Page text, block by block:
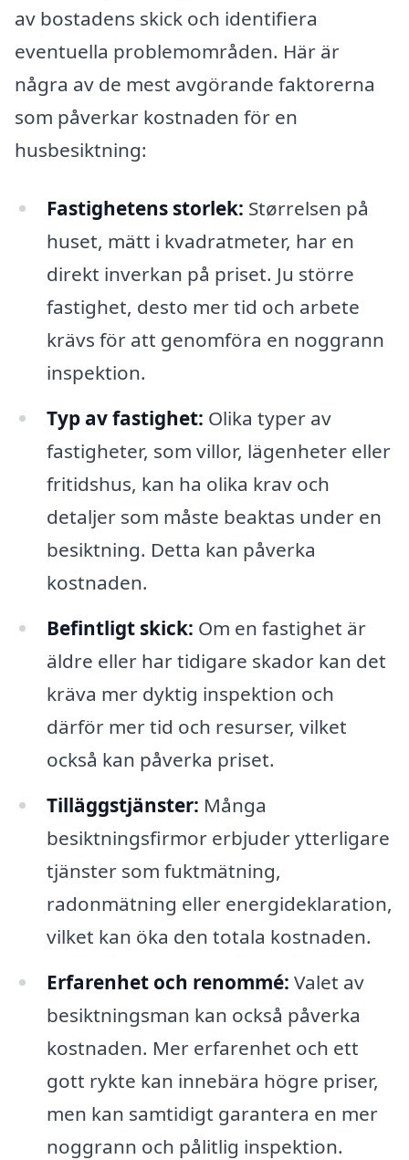
av bostadens skick och identifiera
eventuella problemområden. Här är
några av de mest avgörande faktorerna
som påverkar kostnaden för en
husbesiktning:
Fastighetens storlek: Størrelsen på
huset, mätt i kvadratmeter, har en
direkt inverkan på priset. Ju större
fastighet, desto mer tid och arbete
krävs för att genomföra en noggrann
inspektion.
Typ av fastighet: Olika typer av
fastigheter, som villor, lägenheter eller
fritidshus, kan ha olika krav och
detaljer som måste beaktas under en
besiktning. Detta kan påverka
kostnaden.
Befintligt skick: Om en fastighet är
äldre eller har tidigare skador kan det
kräva mer dyktig inspektion och
därför mer tid och resurser, vilket
också kan påverka priset.
Tilläggstjänster: Många
besiktningsfirmor erbjuder ytterligare
tjänster som fuktmätning,
radonmätning eller energideklaration,
vilket kan öka den totala kostnaden.
Erfarenhet och renommé: Valet av
besiktningsman kan också påverka
kostnaden. Mer erfarenhet och ett
gott rykte kan innebära högre priser,
men kan samtidigt garantera en mer
noggrann och pålitlig inspektion.